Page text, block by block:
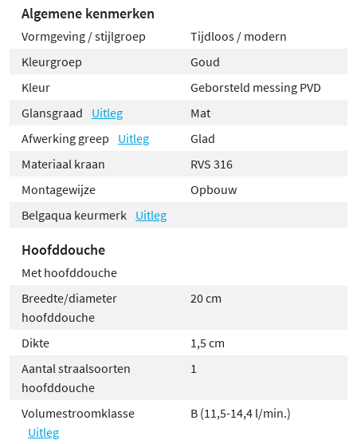
Algemene kenmerken
Vormgeving / stijlgroep
Tijdloos / modern
Kleurgroep
Goud
Kleur
Geborsteld messing PVD
Glansgraad
Uitleg
Mat
Afwerking greep
Uitleg
Glad
Materiaal kraan
RVS 316
Montagewijze
Opbouw
Belgaqua keurmerk
Uitleg
Hoofddouche
Met hoofddouche
Breedte/diameter
hoofddouche
20 cm
Dikte
1,5 cm
Aantal straalsoorten
hoofddouche
1
Volumestroomklasse
Uitleg
B (11,5-14,4 l/min.)